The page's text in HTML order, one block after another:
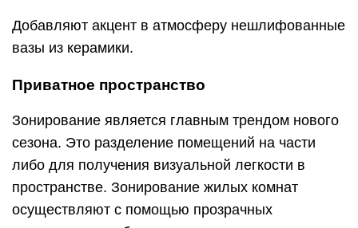
Добавляют акцент в атмосферу нешлифованные
вазы из керамики.
Приватное пространство
Зонирование является главным трендом нового
сезона. Это разделение помещений на части
либо для получения визуальной легкости в
пространстве. Зонирование жилых комнат
осуществляют с помощью прозрачных